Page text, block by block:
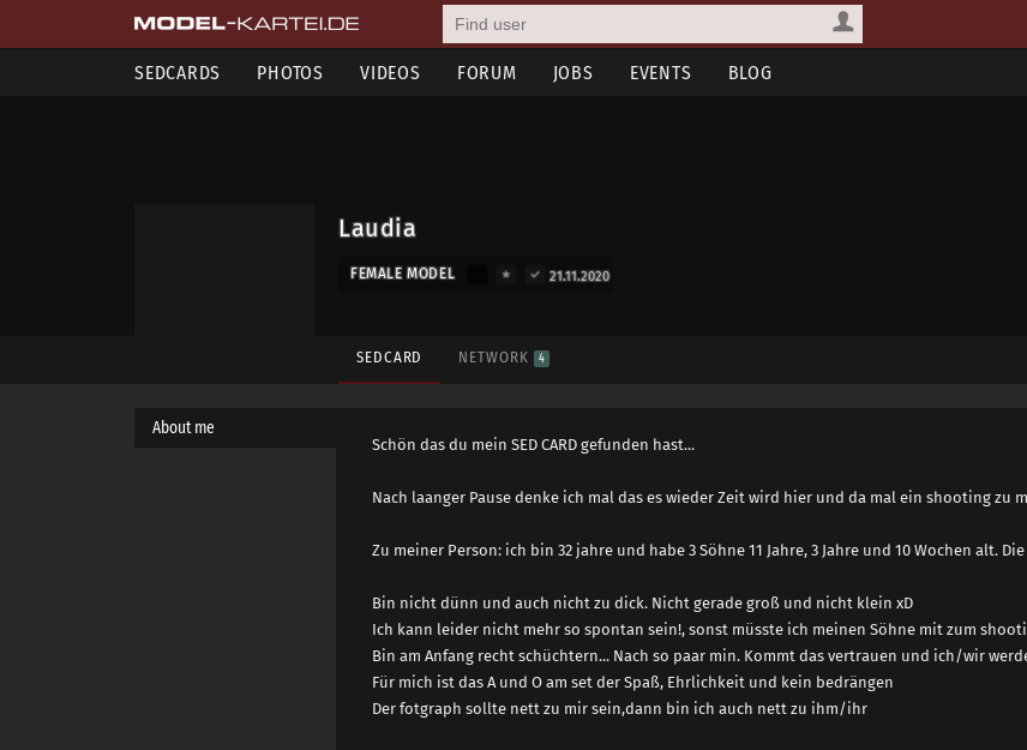
SEDCARDS PHOTOS VIDEOS FORUM JOBS EVENTS BLOG
Laudia
FEMALE MODEL 21.11.2020
SEDCARD NETWORK 4
About me
Schön das du mein SED CARD gefunden hast...
Nach laanger Pause denke ich mal das es wieder Zeit wird hier und da mal ein shooting zu
Zu meiner Person: ich bin 32 jahre und habe 3 Söhne 11 Jahre, 3 Jahre und 10 Wochen alt.
Bin nicht dünn und auch nicht zu dick. Nicht gerade groß und nicht klein xD
Ich kann leider nicht mehr so spontan sein!, sonst müsste ich meinen Söhne mit zum
Bin am Anfang recht schüchtern... Nach so paar min. Kommt das vertrauen und ich/wir
Für mich ist das A und O am set der Spaß, Ehrlichkeit und kein bedrängen
Der fotgraph sollte nett zu mir sein,dann bin ich auch nett zu ihm/ihr